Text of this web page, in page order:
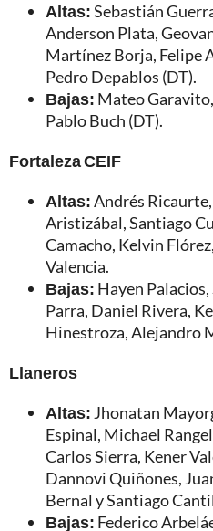
Altas:Sebastián
Anderson Plata,
Martínez Borja, Felipe
Pedro Depablos (DT).
Bajas: Mateo
Pablo Buch (DT).
Fortaleza CEIF
Altas:Andrés
Aristizábal, Santiago
Camacho, Kelvin
Valencia.
Bajas: Hayen
Parra, Daniel Rivera,
Hinestroza, Alejandro
Llaneros
Altas: Jhonatan
Espinal, Michael
Carlos Sierra, Kener
Dannovi Quiñones,
Bernal y Santiago
Bajas: Federico